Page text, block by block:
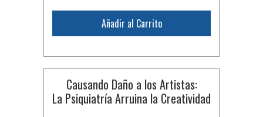
Añadir al Carrito
Causando Daño a los Artistas:
La Psiquiatría Arruina la Creatividad